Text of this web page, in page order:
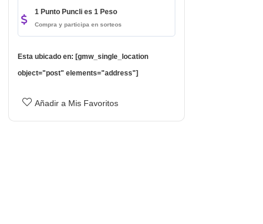
1 Punto Puncli es 1 Peso
Compra y participa en sorteos
Esta ubicado en: [gmw_single_location
object="post" elements="address"]
Añadir a Mis Favoritos